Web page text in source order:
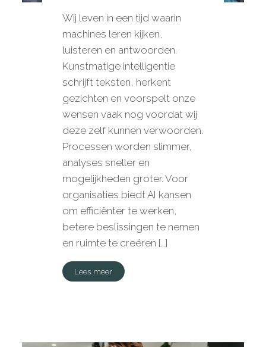
Wij leven in een tijd waarin
machines leren kijken,
luisteren en antwoorden.
Kunstmatige intelligentie
schrijft teksten, herkent
gezichten en voorspelt onze
wensen vaak nog voordat wij
deze zelf kunnen verwoorden.
Processen worden slimmer,
analyses sneller en
mogelijkheden groter. Voor
organisaties biedt AI kansen
om efficiënter te werken,
betere beslissingen te nemen
en ruimte te creëren […]
Lees meer